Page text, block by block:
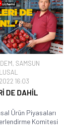
, SAMSUN
16:03
DE DAHİL
Ürün Piyasaları
Komitesi